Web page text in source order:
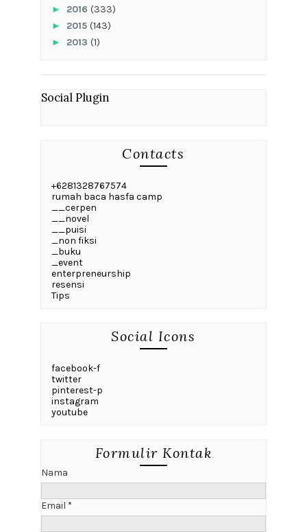
► 2016 (333)
► 2015 (143)
► 2013 (1)
Social Plugin
Contacts
+6281328767574
rumah baca hasfa camp
__cerpen
__novel
__puisi
_non fiksi
_buku
_event
enterpreneurship
resensi
Tips
Social Icons
facebook-f
twitter
pinterest-p
instagram
youtube
Formulir Kontak
Nama
Email *